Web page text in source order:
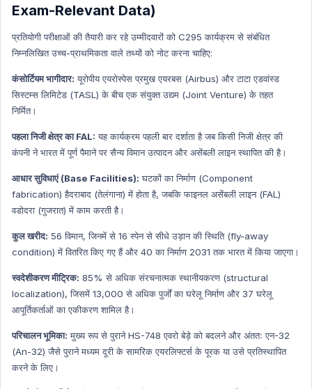
Exam-Relevant Data)
प्रतियोगी परीक्षाओं की तैयारी कर रहे उम्मीदवारों को C295 कार्यक्रम से संबंधित
निम्नलिखित उच्च-प्राथमिकता वाले तथ्यों को नोट करना चाहिए:
कंसोर्टियम भागीदार: यूरोपीय एयरोस्पेस प्रमुख एयरबस (Airbus) और टाटा एडवांस्ड
सिस्टम्स लिमिटेड (TASL) के बीच एक संयुक्त उद्यम (Joint Venture) के तहत
निर्मित।
पहला निजी क्षेत्र का FAL: यह कार्यक्रम पहली बार दर्शाता है जब किसी निजी क्षेत्र की
कंपनी ने भारत में पूर्ण पैमाने पर सैन्य विमान उत्पादन और असेंबली लाइन स्थापित की है।
आधार सुविधाएं (Base Facilities): घटकों का निर्माण (Component
fabrication) हैदराबाद (तेलंगाना) में होता है, जबकि फाइनल असेंबली लाइन (FAL)
वडोदरा (गुजरात) में काम करती है।
कुल खरीद: 56 विमान, जिनमें से 16 स्पेन से सीधे उड़ान की स्थिति (fly-away
condition) में वितरित किए गए हैं और 40 का निर्माण 2031 तक भारत में किया जाएगा।
स्वदेशीकरण मीट्रिक: 85% से अधिक संरचनात्मक स्थानीयकरण (structural
localization), जिसमें 13,000 से अधिक पुर्जों का घरेलू निर्माण और 37 घरेलू
आपूर्तिकर्ताओं का एकीकरण शामिल है।
परिचालन भूमिका: मुख्य रूप से पुराने HS-748 एवरो बेड़े को बदलने और अंततः एन-32
(An-32) जैसे पुराने मध्यम दूरी के सामरिक एयरलिफ्टर्स के पूरक या उसे प्रतिस्थापित
करने के लिए।